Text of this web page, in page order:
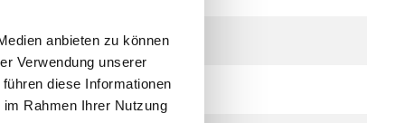
anbieten zu können
Verwendung unserer
diese Informationen
Rahmen Ihrer Nutzung